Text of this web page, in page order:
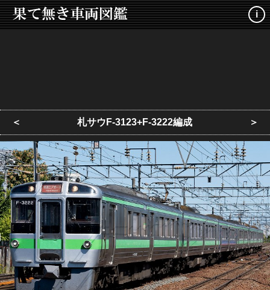
i
＜ 札サウF-3123+F-3222編成 ＞